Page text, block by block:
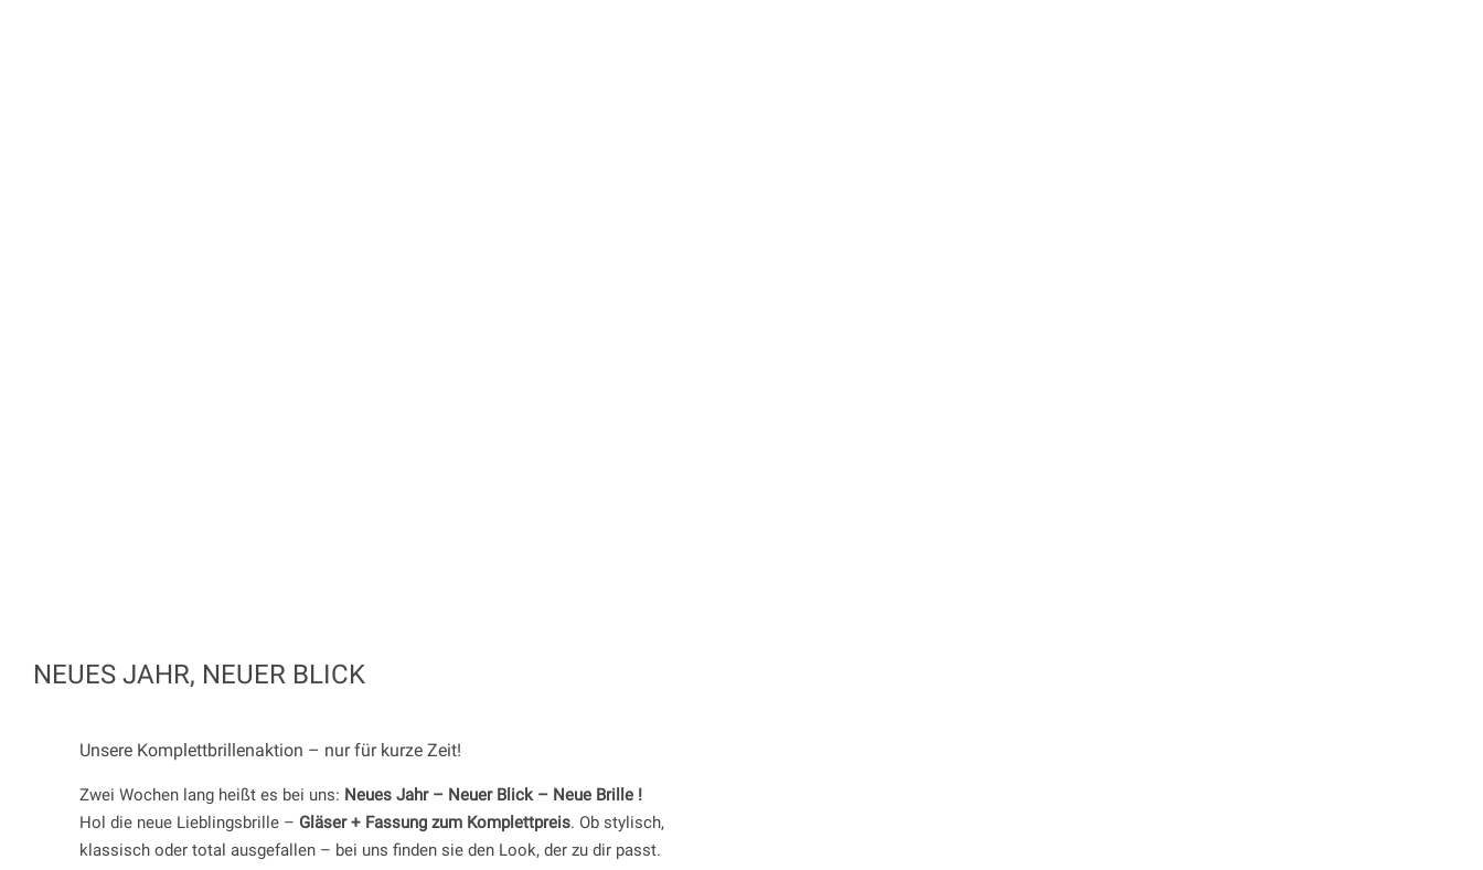
NEUES JAHR, NEUER BLICK
Unsere Komplettbrillenaktion – nur für kurze Zeit!
Zwei Wochen lang heißt es bei uns: Neues Jahr – Neuer Blick – Neue Brille !
Hol die neue Lieblingsbrille – Gläser + Fassung zum Komplettpreis. Ob stylisch,
klassisch oder total ausgefallen – bei uns finden sie den Look, der zu dir passt.